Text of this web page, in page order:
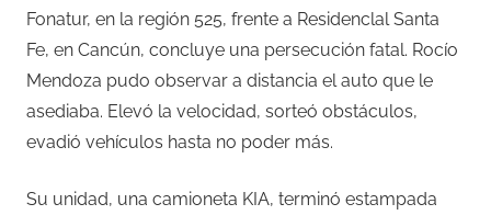
Fonatur, en la región 525, frente a Residenclal Santa
Fe, en Cancún, concluye una persecución fatal. Rocío
Mendoza pudo observar a distancia el auto que le
asediaba. Elevó la velocidad, sorteó obstáculos,
evadió vehículos hasta no poder más.
Su unidad, una camioneta KIA, terminó estampada